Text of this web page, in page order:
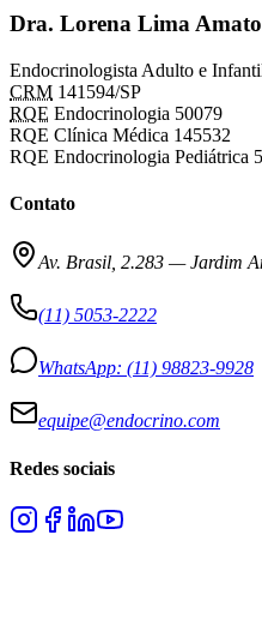
Dra. Lorena Lima Amato
Endocrinologista Adulto e
CRM 141594/SP
RQE Endocrinologia 50079
RQE Clínica Médica 145532
RQE Endocrinologia Pediátrica
Contato
Av. Brasil, 2.283 —Jardim
(11) 5053-2222
WhatsApp: (11) 98823-9928
equipe@endocrino.com
Redes sociais